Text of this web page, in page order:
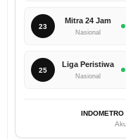
23
Mitra 24 Jam
Nasional
25
Liga Peristiwa
Nasional